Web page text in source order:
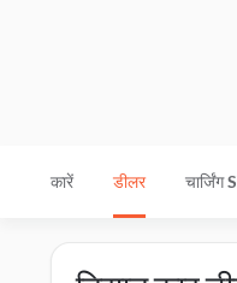
कारें डीलर चार्जिंग